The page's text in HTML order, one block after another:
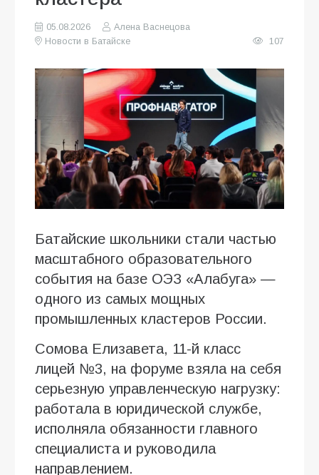
05.08.2026
Алена Васнецова
Новости в Батайске
107
Батайские школьники стали частью
масштабного образовательного
события на базе ОЭЗ «Алабуга» —
одного из самых мощных
промышленных кластеров России.
Сомова Елизавета, 11-й класс
лицей №3, на форуме взяла на себя
серьезную управленческую нагрузку:
работала в юридической службе,
исполняла обязанности главного
специалиста и руководила
направлением.